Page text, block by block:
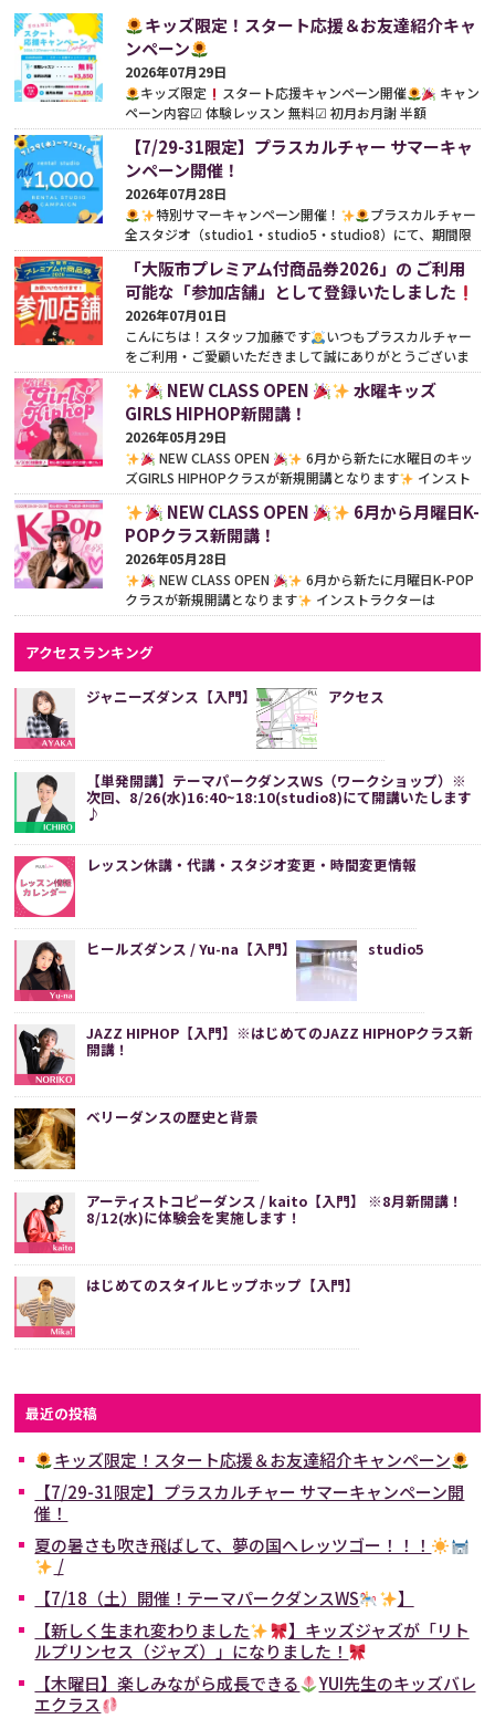
キッズ限定！スタート応援＆お友達紹介キャ
ンペーン
2026年07月29日
キッズ限定
スタート応援キャンペーン開催
キャン
ペーン内容☑︎ 体験レッスン 無料☑︎ 初月お月謝 半額
（¥3,850）※別途、事務手数料がかかります。さらに既存
の...続きをみる
【7/29-31限定】プラスカルチャー サマーキャ
ンペーン開催！
2026年07月28日
特別サマーキャンペーン開催！
プラスカルチャー
全スタジオ（studio1・studio5・studio8）にて、期間限
定の特別サマーキャンペーンを開催いたします
期間中
は...続きをみる
「大阪市プレミアム付商品券2026」の ご利用
可能な「参加店舗」として登録いたしました
2026年07月01日
こんにちは！スタッフ加藤です
いつもプラスカルチャー
をご利用・ご愛顧いただきまして誠にありがとうございま
す
今年も嬉しいお知らせです！この度、プラスカ...続き
をみる NEW CLASS OPEN
水曜キッズ
GIRLS HIPHOP新開講！
2026年05月29日
NEW CLASS OPEN
6月から新たに水曜日のキッ
ズGIRLS HIPHOPクラスが新規開講となります
インスト
ラクターはHinanon先生（@nonnon__o0）
「女の子ら
し...続きをみる
NEW CLASS OPEN
6月から月曜日K-
POPクラス新開講！
2026年05月28日
NEW CLASS OPEN
6月から新たに月曜日K-POP
クラスが新規開講となります
インストラクターは
Hinanon先生（@nonnon__o0）
憧れのアイドルに！楽
アクセスランキング
ジャニーズダンス【入門】 アクセス
【単発開講】テーマパークダンスWS（ワークショップ）※
次回、8/26(水)16:40~18:10(studio8)にて開講いたします
♪
レッスン休講・代講・スタジオ変更・時間変更情報
ヒールズダンス / Yu-na【入門】 studio5
JAZZ HIPHOP【入門】※はじめてのJAZZ HIPHOPクラス新
開講！
ベリーダンスの歴史と背景
アーティストコピーダンス / kaito【入門】 ※8月新開講！
8/12(水)に体験会を実施します！
はじめてのスタイルヒップホップ【入門】
最近の投稿
キッズ限定！スタート応援＆お友達紹介キャンペーン
【7/29-31限定】プラスカルチャー サマーキャンペーン開
催！
夏の暑さも吹き飛ばして、夢の国へレッツゴー！！！
/
【7/18（土）開催！テーマパークダンスWS
】
【新しく生まれ変わりました
】キッズジャズが「リト
ルプリンセス（ジャズ）」になりました！
【木曜日】楽しみながら成長できる
YUI先生のキッズバレ
エクラス